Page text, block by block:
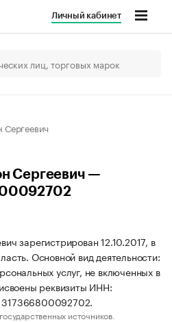
Личный кабинет
Сергеевич —
зарегистрирован 12.10.2017, в
Основной вид деятельности:
услуг, не включенных в
реквизиты ИНН:
источников.